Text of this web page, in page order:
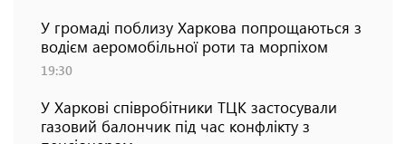
У громаді поблизу Харкова попрощаються з
водієм аеромобільної роти та морпіхом
19:30
У Харкові співробітники ТЦК застосували
газовий балончик під час конфлікту з